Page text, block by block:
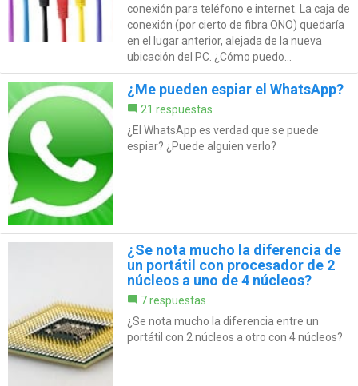
conexión para teléfono e internet. La caja de
conexión (por cierto de fibra ONO) quedaría
en el lugar anterior, alejada de la nueva
ubicación del PC. ¿Cómo puedo...
¿Me pueden espiar el WhatsApp?
21 respuestas
¿El WhatsApp es verdad que se puede
espiar? ¿Puede alguien verlo?
¿Se nota mucho la diferencia de
un portátil con procesador de 2
núcleos a uno de 4 núcleos?
7 respuestas
¿Se nota mucho la diferencia entre un
portátil con 2 núcleos a otro con 4 núcleos?